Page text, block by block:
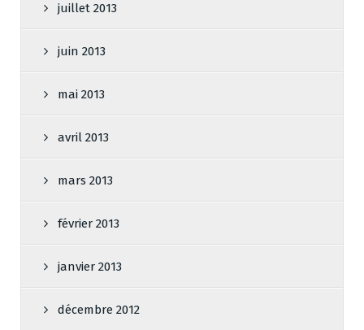
juillet 2013
juin 2013
mai 2013
avril 2013
mars 2013
février 2013
janvier 2013
décembre 2012